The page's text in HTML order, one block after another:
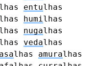
lhas entulhas
lhas humilhas
lhas nugalhas
lhas vedalhas
lhas amuralhas